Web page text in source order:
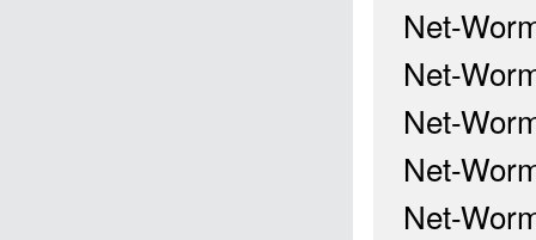
Net-
Net-
Net-
Net-
Net-